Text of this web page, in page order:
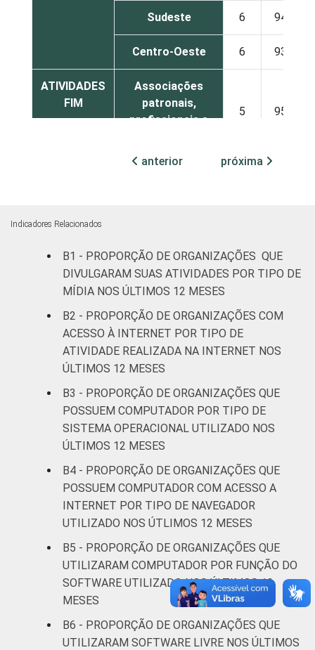
Sudeste 6 94
Centro-Oeste 6 93
ATIVIDADES
FIM
Associações
patronais,
profissionais e
5 95
Desenvolvimento
e Defesa de
Religião 2
Saúde e
assistência
social
5 94
Outros
* Base: 2245 organizações sem fins
lucrativos que declararam ter acesso à
Internet. Dados coletados entre outubro de
2013 e abril de 2014.
Fonte: NIC.br - out 2013 / abr 2014
anterior próxima
Indicadores Relacionados
B1 - PROPORÇÃO DE ORGANIZAÇÕES QUE
DIVULGARAM SUAS ATIVIDADES POR TIPO DE
MÍDIA NOS ÚLTIMOS 12 MESES
B2 - PROPORÇÃO DE ORGANIZAÇÕES COM
ACESSO À INTERNET POR TIPO DE
ATIVIDADE REALIZADA NA INTERNET NOS
ÚLTIMOS 12 MESES
B3 - PROPORÇÃO DE ORGANIZAÇÕES QUE
POSSUEM COMPUTADOR POR TIPO DE
SISTEMA OPERACIONAL UTILIZADO NOS
ÚLTIMOS 12 MESES
B4 - PROPORÇÃO DE ORGANIZAÇÕES QUE
POSSUEM COMPUTADOR COM ACESSO A
INTERNET POR TIPO DE NAVEGADOR
UTILIZADO NOS ÚTLIMOS 12 MESES
B5 - PROPORÇÃO DE ORGANIZAÇÕES QUE
UTILIZARAM COMPUTADOR POR FUNÇÃO DO
SOFTWARE UTILIZADO NOS ÚLTIMOS 12
MESES
B6 - PROPORÇÃO DE ORGANIZAÇÕES QUE
UTILIZARAM SOFTWARE LIVRE NOS ÚLTIMOS